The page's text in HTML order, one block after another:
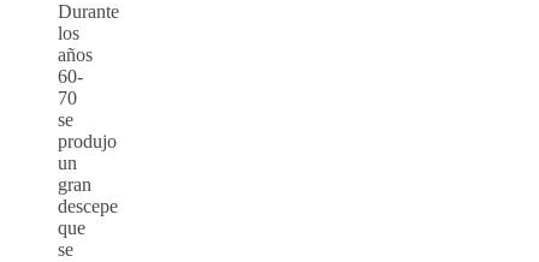
Durante
los
años
60-
70
se
produjo
un
gran
descepe
que
se